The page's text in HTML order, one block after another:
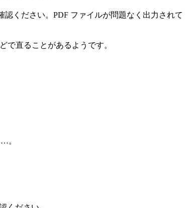
認ください。PDF ファイルが問題なく出力されて
で直ることがあるようです。
。